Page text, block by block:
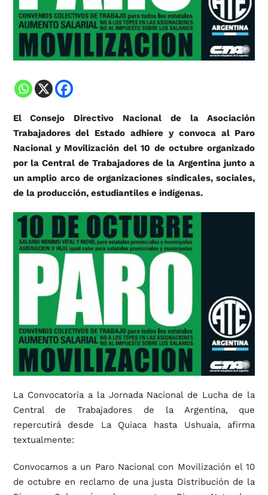
El Consejo Directivo Nacional de la Asociación
Trabajadores del Estado adhiere y convoca al Paro
Nacional y Movilización del 10 de octubre organizado
por la Central de Trabajadores de la Argentina junto a
un amplio arco de organizaciones sindicales, sociales,
de la producción, estudiantiles e indígenas.
La Convocatoria a la Jornada Nacional de Lucha de la
Central de Trabajadores de la Argentina, que
repercutirá desde La Quiaca hasta Ushuaia, afirma
textualmente:
Convocamos a un Paro Nacional con Movilización el 10
de octubre en reclamo de una justa Distribución de la